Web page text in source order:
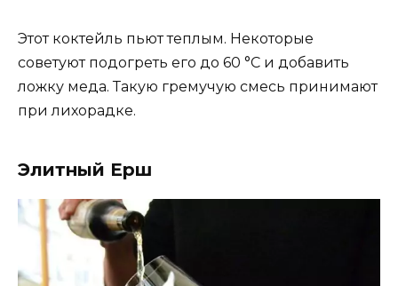
Этот коктейль пьют теплым. Некоторые
советуют подогреть его до 60 °С и добавить
ложку меда. Такую гремучую смесь принимают
при лихорадке.
Элитный Ерш